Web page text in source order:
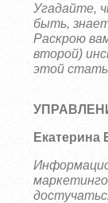
Угадайте,
быть,
Раскрою
второй)
этой
Екатерина